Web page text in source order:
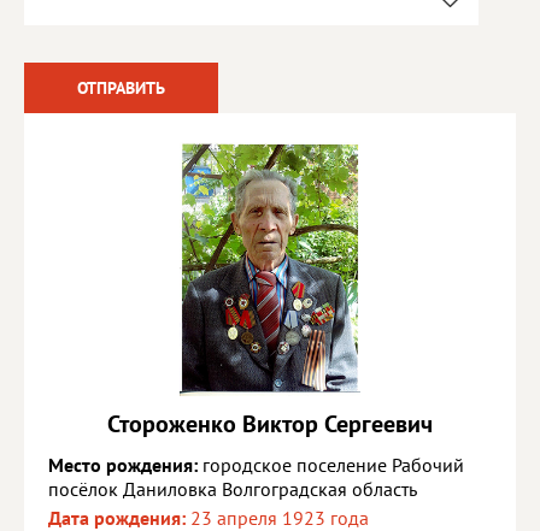
Стороженко Виктор Сергеевич
Место рождения: городское поселение Рабочий
посёлок Даниловка Волгоградская область
Дата рождения: 23 апреля 1923 года